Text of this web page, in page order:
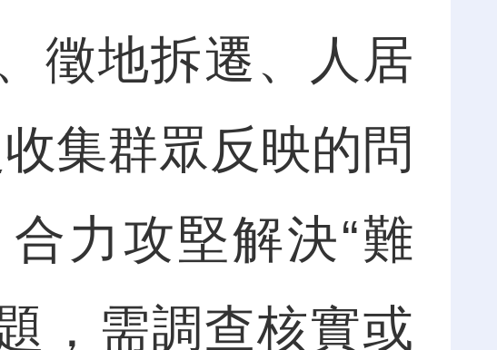
徵地拆遷、人居
集群眾反映的問
力攻堅解決“難
，需調查核實或